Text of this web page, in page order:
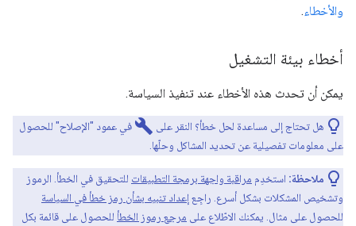
والأخطاء.
أخطاء بيئة التشغيل
يمكن أن تحدث هذه الأخطاء عند تنفيذ السياسة.
هل تحتاج إلى مساعدة لحل خطأ؟ النقر على build في عمود "الإصلاح" للحصول
على معلومات تفصيلية عن تحديد المشاكل وحلّها.
ملاحظة: استخدِم مراقبة واجهة برمجة التطبيقات للتحقيق في الخطأ. الرموز
وتشخيص المشكلات بشكل أسرع. راجِع إعداد تنبيه بشأن رمز خطأ في السياسة
للحصول على مثال. يمكنك الاطّلاع على مرجع رموز الخطأ للحصول على قائمة بكل